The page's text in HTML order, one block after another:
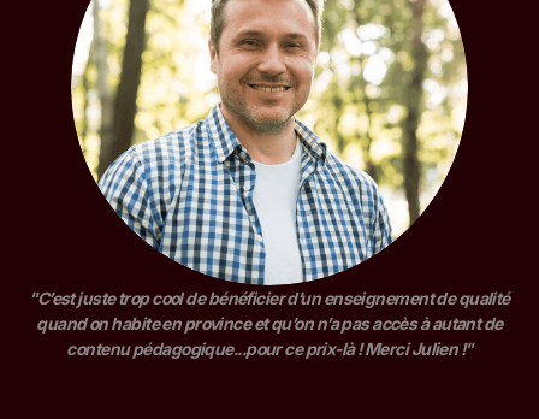
"C’est juste trop cool de bénéficier d’un enseignement de qualité
quand on habite en province et qu’on n’a pas accès à autant de
contenu pédagogique...pour ce prix-là ! Merci Julien !"